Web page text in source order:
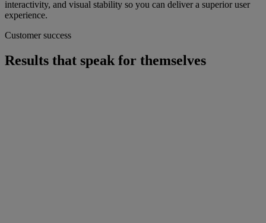
interactivity, and visual stability so you can deliver a superior user
experience.
Customer success
Results that speak for themselves